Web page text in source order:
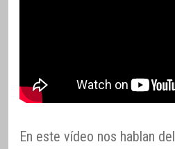
En este vídeo nos hablan del